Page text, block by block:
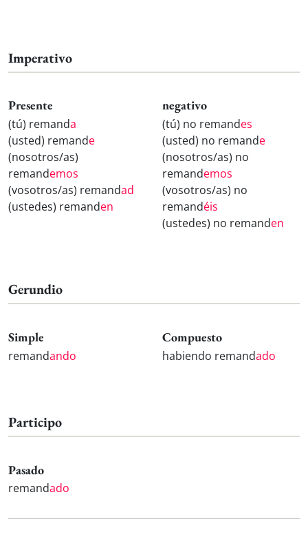
Imperativo
Presente
(tú) remanda
(usted) remande
(nosotros/as)
remandemos
(vosotros/as) remandad
(ustedes) remanden
negativo
(tú) no remandes
(usted) no remande
(nosotros/as) no
remandemos
(vosotros/as) no
remandéis
(ustedes) no remanden
Gerundio
Simple
remandando
Compuesto
habiendo remandado
Participo
Pasado
remandado